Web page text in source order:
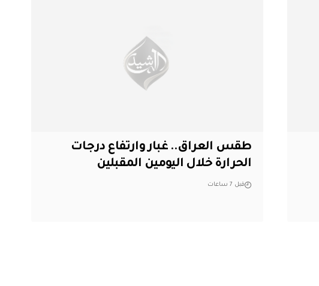
طقس العراق.. غبار وارتفاع درجات
الحرارة خلال اليومين المقبلين
قبل 7 ساعات